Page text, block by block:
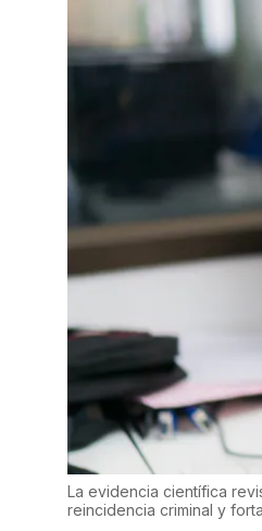
La evidencia científica
reincidencia criminal y